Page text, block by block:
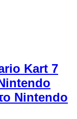
Kart 7
το Nintendo